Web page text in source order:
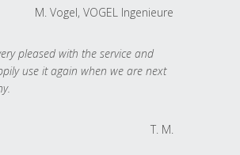
M. Vogel, VOGEL Ingenieure
pleased with the service and
use it again when we are next
T. M.